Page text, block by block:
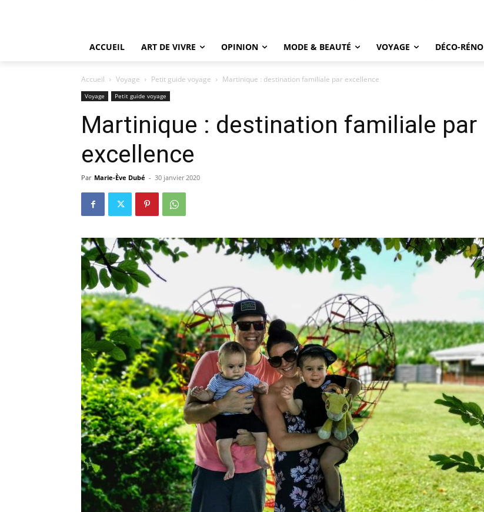
ACCUEIL ART DE VIVRE OPINION MODE & BEAUTÉ VOYAGE DÉCO-RÉNO
Accueil Voyage Petit guide voyage Martinique : destination familiale par excellence
Voyage Petit guide voyage
Martinique : destination familiale par
excellence
Par Marie-Ève Dubé - 30 janvier 2020